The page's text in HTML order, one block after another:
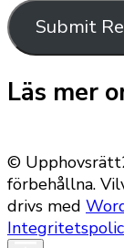
Submit
Läs mer
©
förbehållna.
drivs med